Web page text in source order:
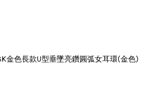
金色長款U型垂墜亮鑽圓弧女耳環(金色)